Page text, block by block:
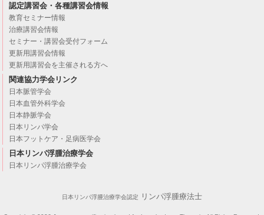
認定講習会・各種講習会情報
教育セミナー情報
治療講習会情報
セミナー・講習会受付フォーム
更新用講習会情報
更新用講習会を主催される方へ
関連協力学会リンク
日本脈管学会
日本血管外科学会
日本静脈学会
日本リンパ学会
日本フットケア・足病医学会
日本リンパ浮腫治療学会
日本リンパ浮腫治療学会
日本リンパ浮腫治療学会認定 リンパ浮腫療法士